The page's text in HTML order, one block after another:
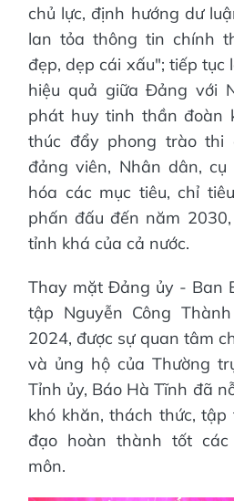
chủ lực, định hướng dư
lan tỏa thông tin chính
đẹp, dẹp cái xấu"; tiếp tục
hiệu quả giữa Đảng với
phát huy tinh thần đoàn
thúc đẩy phong trào thi
đảng viên, Nhân dân,
hóa các mục tiêu, chỉ
phấn đấu đến năm
tỉnh khá của cả nước.
Thay mặt Đảng ủy - Ban
tập Nguyễn Công
2024, được sự quan tâm
và ủng hộ của Thường
Tỉnh ủy, Báo Hà Tĩnh đã
khó khăn, thách thức,
đạo hoàn thành tốt các
môn.